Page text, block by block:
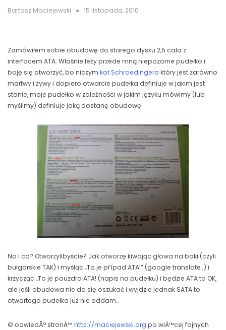
Bartosz Maciejewski 15 listopada, 2010
Zamówiłem sobie obudowę do starego dysku 2,5 cala z
interfacem ATA. Właśnie leży przede mną niepozorne pudełko i
boję się otworzyć, bo niczym kot Schroedingera który jest zarówno
martwy i żywy i dopiero otwarcie pudełka definiuje w jakim jest
stanie, moje pudełko w zależności w jakim języku mówimy (lub
myślimy) definiuje jaką dostanę obudowę.
No i co? Otworzylibyście? Jak otworzę kiwając głowa na boki (czyli
bułgarskie TAK) i myśląc „To je případ ATA!” (google translate ;) i
krzycząc „To je pouzdro ATA! (napis na pudełku) i będzie ATA to OK,
ale jeśli obudowa nie da się oszukać i wyjdzie jednak SATA to
otwartego pudełka już nie oddam…
© odwiedÅº stronÄ™ http://maciejewski.org po wiÄ™cej fajnych